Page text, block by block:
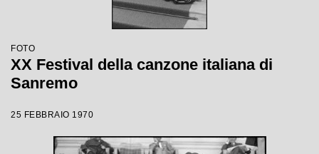
FOTO
XX Festival della canzone italiana di
Sanremo
25 FEBBRAIO 1970